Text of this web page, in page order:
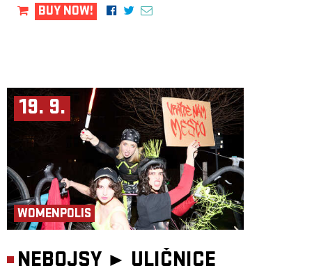
BUY NOW!
19. 9.
WOMENPOLIS
NEBOJSY ► ULIČNICE